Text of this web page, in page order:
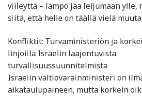
viileyttä – lämpö jää leijumaan ylle,
siitä, että helle on täällä vielä
Konfliktit: Turvaministeriön ja
linjoilla Israelin laajentuvista
turvallisuussuunnitelmista
Israelin valtiovarainministeri on
aikataulupaineen, mutta korkein